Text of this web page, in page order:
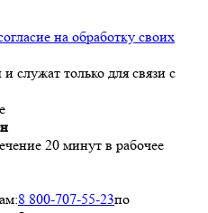
на обработку своих
служат только для связи с
20 минут в рабочее
8 800-707-55-23по